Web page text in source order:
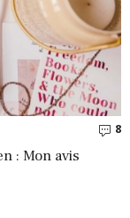
8
: Mon avis